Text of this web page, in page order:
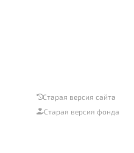
Старая версия сайта
Старая версия фонда